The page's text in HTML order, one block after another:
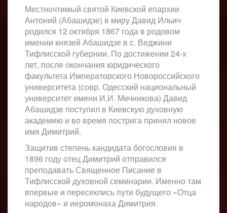
Местночтимый святой Киевской епархии
Антоний (Абашидзе) в миру Давид Ильич
родился 12 октября 1867 года в родовом
имении князей Абашидзе в с. Веджини
Тифлисской губернии. По достижении 24-х
лет, после окончания юридического
факультета Императорского Новороссийского
университета (совр. Одесский национальный
университет имени И.И. Мечникова) Давид
Абашидзе поступил в Киевскую духовную
академию и во время пострига принял новое
имя Димитрий.
Защитив степень кандидата богословия в
1896 году отец Димитрий отправился
преподавать Священное Писание в
Тифлисской духовной семинарии. Именно там
впервые и пересеклись пути будущего «Отца
народов» и иеромонаха Димитрия.